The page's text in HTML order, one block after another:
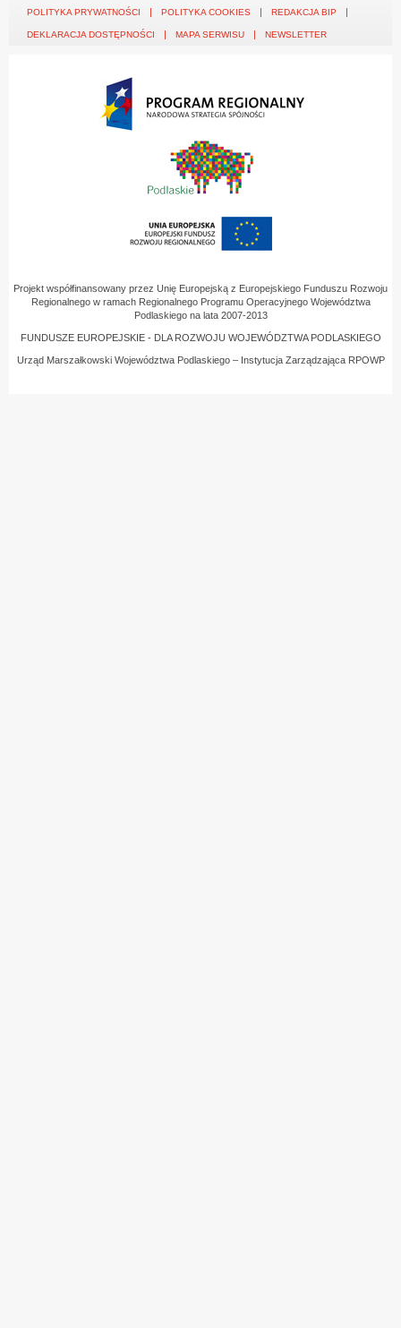
POLITYKA PRYWATNOŚCI POLITYKA COOKIES REDAKCJA BIP
DEKLARACJA DOSTĘPNOŚCI MAPA SERWISU NEWSLETTER
Projekt współfinansowany przez Unię Europejską z Europejskiego Funduszu Rozwoju
Regionalnego w ramach Regionalnego Programu Operacyjnego Województwa
Podlaskiego na lata 2007-2013
FUNDUSZE EUROPEJSKIE - DLA ROZWOJU WOJEWÓDZTWA PODLASKIEGO
Urząd Marszałkowski Województwa Podlaskiego – Instytucja Zarządzająca RPOWP